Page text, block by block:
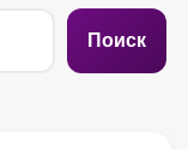
Поиск